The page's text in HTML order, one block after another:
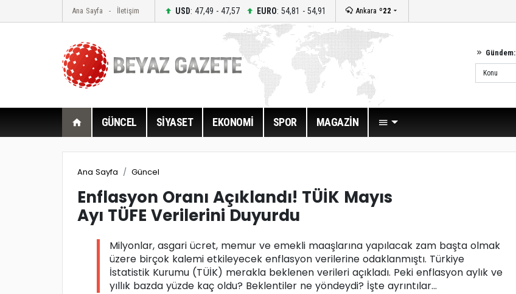
Ana Sayfa İletişim USD: 47,49 - 47,57 EURO: 54,81 - 54,91 Ankara º22
Gündem:
GÜNCEL SİYASET EKONOMİ SPOR MAGAZİN
Ana Sayfa Güncel
Enflasyon Oranı Açıklandı! TÜİK Mayıs
Ayı TÜFE Verilerini Duyurdu
Milyonlar, asgari ücret, memur ve emekli maaşlarına yapılacak zam başta olmak
üzere birçok kalemi etkileyecek enflasyon verilerine odaklanmıştı. Türkiye
İstatistik Kurumu (TÜİK) merakla beklenen verileri açıkladı. Peki enflasyon aylık ve
yıllık bazda yüzde kaç oldu? Beklentiler ne yöndeydi? İşte ayrıntılar...